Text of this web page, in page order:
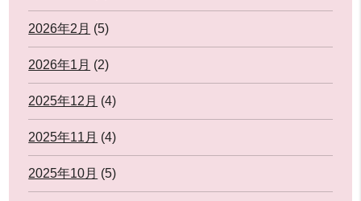
2026年2月 (5)
2026年1月 (2)
2025年12月 (4)
2025年11月 (4)
2025年10月 (5)